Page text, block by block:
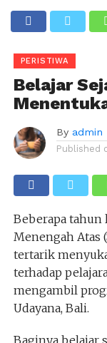
PERISTIWA
Belajar
By admin
Published
Beberapa tahun
Menengah Atas
tertarik
terhadap
mengambil
Udayana, Bali.
Baginya belajar